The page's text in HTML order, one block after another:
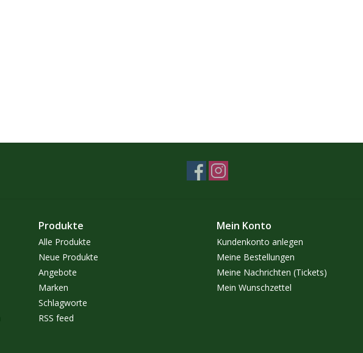
Produkte
Alle Produkte
Neue Produkte
Angebote
Marken
Schlagworte
RSS feed
Mein Konto
Kundenkonto anlegen
Meine Bestellungen
Meine Nachrichten (Tickets)
Mein Wunschzettel